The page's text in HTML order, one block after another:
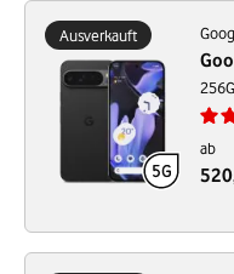
Ausverkauft
ab